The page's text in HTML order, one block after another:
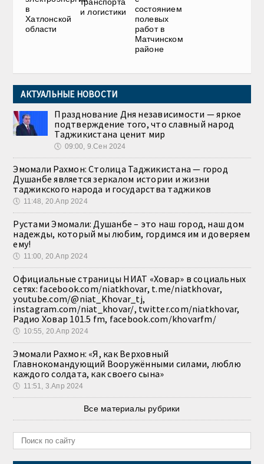
в
Хатлонской
области
и логистики
состоянием
полевых
работ в
Матчинском
районе
АКТУАЛЬНЫЕ НОВОСТИ
Празднование Дня независимости — яркое
подтверждение того, что славный народ
Таджикистана ценит мир
🕔 09:00, 9.Сен 2024
Эмомали Рахмон: Столица Таджикистана — город
Душанбе является зеркалом истории и жизни
таджикского народа и государства таджиков
🕔 11:48, 20.Апр 2024
Рустами Эмомали: Душанбе – это наш город, наш дом
надежды, который мы любим, гордимся им и доверяем
ему!
🕔 11:00, 20.Апр 2024
Официальные страницы НИАТ «Ховар» в социальных
сетях: facebook.com/niatkhovar, t.me/niatkhovar,
youtube.com/@niat_Khovar_tj,
instagram.com/niat_khovar/, twitter.com/niatkhovar,
Радио Ховар 101.5 fm, facebook.com/khovarfm/
🕔 10:55, 20.Апр 2024
Эмомали Рахмон: «Я, как Верховный
Главнокомандующий Вооружёнными силами, люблю
каждого солдата, как своего сына»
🕔 11:51, 3.Апр 2024
Все материалы рубрики